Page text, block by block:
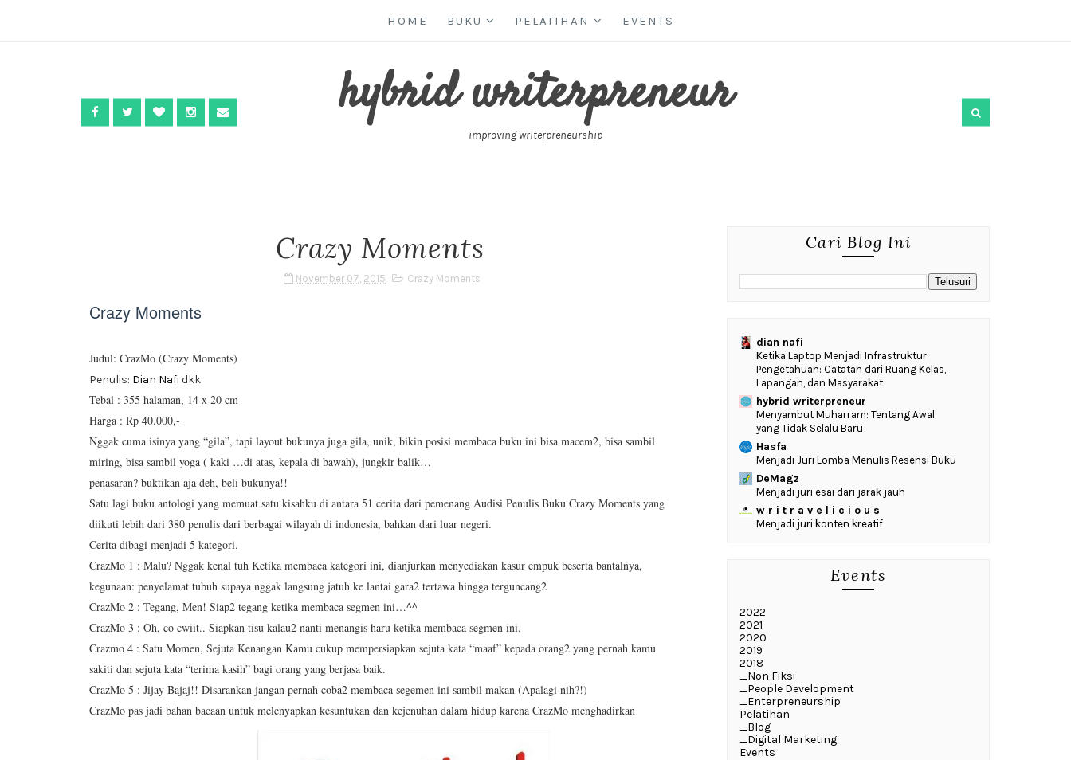
HOME BUKU PELATIHAN EVENTS
hybrid writerpreneur
improving writerpreneurship
Crazy Moments
November 07, 2015 Crazy Moments
Crazy Moments
Judul: CrazMo (Crazy Moments)
Penulis: Dian Nafi dkk
Tebal : 355 halaman, 14 x 20 cm
Harga : Rp 40.000,-
Nggak cuma isinya yang “gila”, tapi layout bukunya juga gila, unik, bikin posisi membaca buku ini bisa macem2, bisa sambil
miring, bisa sambil yoga ( kaki …di atas, kepala di bawah), jungkir balik…
penasaran? buktikan aja deh, beli bukunya!!
Satu lagi buku antologi yang memuat satu kisahku di antara 51 cerita dari pemenang Audisi Penulis Buku Crazy Moments yang
diikuti lebih dari 380 penulis dari berbagai wilayah di indonesia, bahkan dari luar negeri.
Cerita dibagi menjadi 5 kategori.
CrazMo 1 : Malu? Nggak kenal tuh Ketika membaca kategori ini, dianjurkan menyediakan kasur empuk beserta bantalnya,
kegunaan: penyelamat tubuh supaya nggak langsung jatuh ke lantai gara2 tertawa hingga terguncang2
CrazMo 2 : Tegang, Men! Siap2 tegang ketika membaca segmen ini…^^
CrazMo 3 : Oh, co cwiit.. Siapkan tisu kalau2 nanti menangis haru ketika membaca segmen ini.
Crazmo 4 : Satu Momen, Sejuta Kenangan Kamu cukup mempersiapkan sejuta kata “maaf” kepada orang2 yang pernah kamu
sakiti dan sejuta kata “terima kasih” bagi orang yang berjasa baik.
CrazMo 5 : Jijay Bajaj!! Disarankan jangan pernah coba2 membaca segemen ini sambil makan (Apalagi nih?!)
CrazMo pas jadi bahan bacaan untuk melenyapkan kesuntukan dan kejenuhan dalam hidup karena CrazMo menghadirkan
Cari Blog Ini
dian nafi
Ketika Laptop Menjadi Infrastruktur
Pengetahuan: Catatan dari Ruang Kelas,
Lapangan, dan Masyarakat
hybrid writerpreneur
Menyambut Muharram: Tentang Awal
yang Tidak Selalu Baru
Hasfa
Menjadi Juri Lomba Menulis Resensi Buku
DeMagz
Menjadi juri esai dari jarak jauh
w r i t r a v e l i c i o u s
Menjadi juri konten kreatif
Events
2022
2021
2020
2019
2018
_Non Fiksi
_People Development
_Enterpreneurship
Pelatihan
_Blog
_Digital Marketing
Events